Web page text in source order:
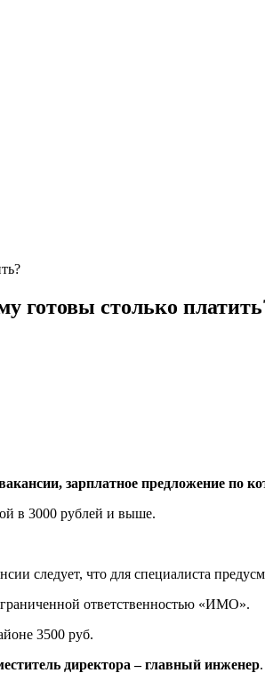
готовы столько
зарплатное предложение по
в 3000 рублей и выше.
следует, что для специалиста
ответственностью «ИМО».
3500 руб.
директора – главный инженер